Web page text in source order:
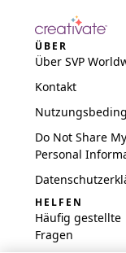
ÜBER
Über SVP
Kontakt
Do Not Share My
Personal
HELFEN
Häufig gestellte
Fragen